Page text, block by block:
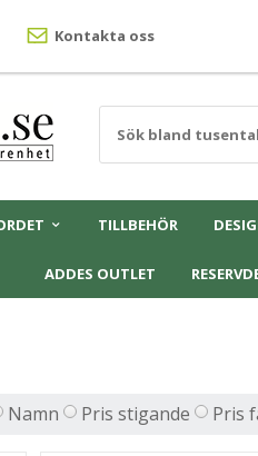
Kontakta oss
TILLBEHÖR
ADDES OUTLET
Namn Pris stigande Pris